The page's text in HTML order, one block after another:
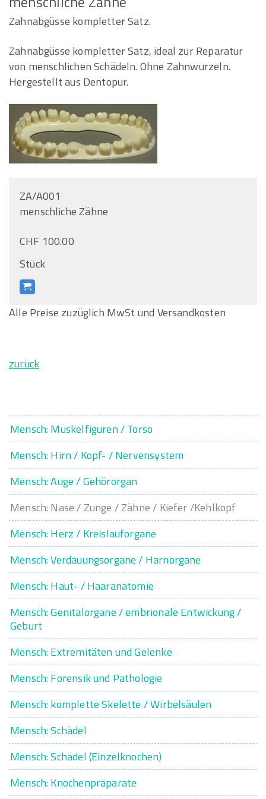
Zahnabgüsse kompletter Satz.
Zahnabgüsse kompletter Satz, ideal zur Reparatur
von menschlichen Schädeln. Ohne Zahnwurzeln.
Hergestellt aus Dentopur.
ZA/A001
menschliche Zähne
CHF 100.00
Stück
Alle Preise zuzüglich MwSt und Versandkosten
zurück
Mensch: Muskelfiguren / Torso
Mensch: Hirn / Kopf- / Nervensystem
Mensch: Auge / Gehörorgan
Mensch: Nase / Zunge / Zähne / Kiefer /Kehlkopf
Mensch: Herz / Kreislauforgane
Mensch: Verdauungsorgane / Harnorgane
Mensch: Haut- / Haaranatomie
Mensch: Genitalorgane / embrionale Entwickung /
Geburt
Mensch: Extremitäten und Gelenke
Mensch: Forensik und Pathologie
Mensch: komplette Skelette / Wirbelsäulen
Mensch: Schädel
Mensch: Schädel (Einzelknochen)
Mensch: Knochenpräparate